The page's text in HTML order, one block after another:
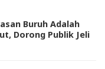
Buruh Adalah
Dorong Publik Jeli